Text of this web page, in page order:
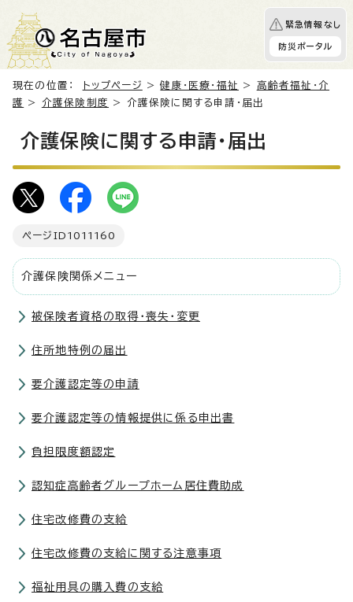
緊急情報なし
防災ポータル
現在の位置： トップページ >健康・医療・福祉 > 高齢者福祉・介
護
> 介護保険制度 > 介護保険に関する申請・届出
介護保険に関する申請・届出
ページID 1011160
介護保険関係メニュー
被保険者資格の取得・喪失・変更
住所地特例の届出
要介護認定等の申請
要介護認定等の情報提供に係る申出書
負担限度額認定
認知症高齢者グループホーム居住費助成
住宅改修費の支給
住宅改修費の支給に関する注意事項
福祉用具の購入費の支給